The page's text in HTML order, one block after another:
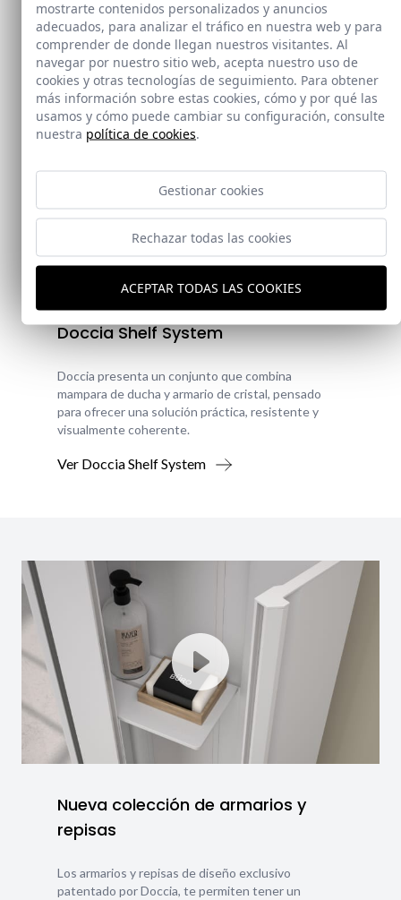
Novedad
Doccia Shelf System
Doccia presenta un conjunto que combina
mampara de ducha y armario de cristal, pensado
para ofrecer una solución práctica, resistente y
visualmente coherente.
Ver Doccia Shelf System
Nueva colección de armarios y
repisas
Los armarios y repisas de diseño exclusivo
patentado por Doccia, te permiten tener un
mostrarte contenidos personalizados y anuncios
adecuados, para analizar el tráfico en nuestra web y para
comprender de donde llegan nuestros visitantes. Al
navegar por nuestro sitio web, acepta nuestro uso de
cookies y otras tecnologías de seguimiento. Para obtener
más información sobre estas cookies, cómo y por qué las
usamos y cómo puede cambiar su configuración, consulte
nuestra política de cookies.
Gestionar cookies
Rechazar todas las cookies
ACEPTAR TODAS LAS COOKIES